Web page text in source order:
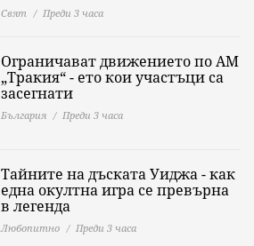
Свят Преди 3 часа
Ограничават движението по АМ
„Тракия“ - ето кои участъци са
засегнати
България Преди 3 часа
Тайните на дъската Уиджа - как
една окултна игра се превърна
в легенда
Любопитно Преди 3 часа